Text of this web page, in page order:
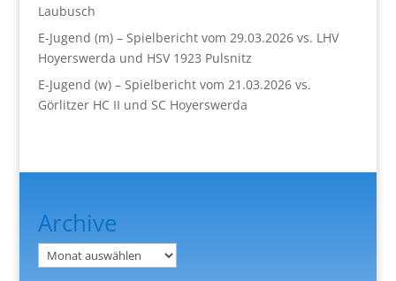
Laubusch
E-Jugend (m) – Spielbericht vom 29.03.2026 vs. LHV
Hoyerswerda und HSV 1923 Pulsnitz
E-Jugend (w) – Spielbericht vom 21.03.2026 vs.
Görlitzer HC II und SC Hoyerswerda
Archive
Archiv